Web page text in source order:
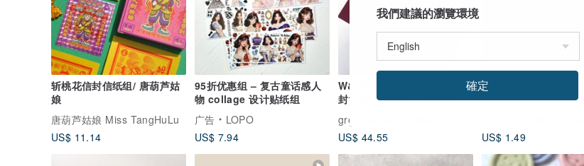
斩桃花信封信纸组/ 唐葫芦姑
娘
唐葫芦姑娘 Miss TangHuLu
US$ 11.14
95折优惠组 – 复古童话感人
物 collage 设计贴纸组
广告
LOPO
US$ 7.94
W&W婚卡盛宴－进口纸材信
封16色－信封D－优惠数量
greencarriers 环保提
US$ 44.55
设计标签 第二版 便签本
US$ 1.49
我們建議的瀏覽環境
確定